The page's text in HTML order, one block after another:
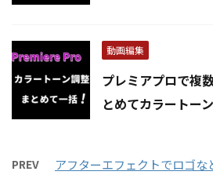
動画編集
プレミアプロで複
とめてカラートー
PREV
アフターエフェクトでロゴ